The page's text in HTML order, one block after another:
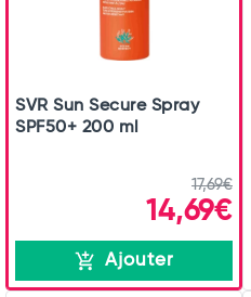
SVR Sun Secure Spray
SPF50+ 200 ml
17,69€
14,69€
Ajouter